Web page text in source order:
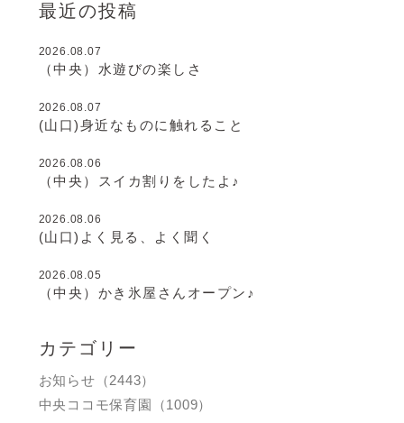
最近の投稿
2026.08.07
（中央）水遊びの楽しさ
2026.08.07
(山口)身近なものに触れること
2026.08.06
（中央）スイカ割りをしたよ♪
2026.08.06
(山口)よく見る、よく聞く
2026.08.05
（中央）かき氷屋さんオープン♪
カテゴリー
お知らせ（2443）
中央ココモ保育園（1009）